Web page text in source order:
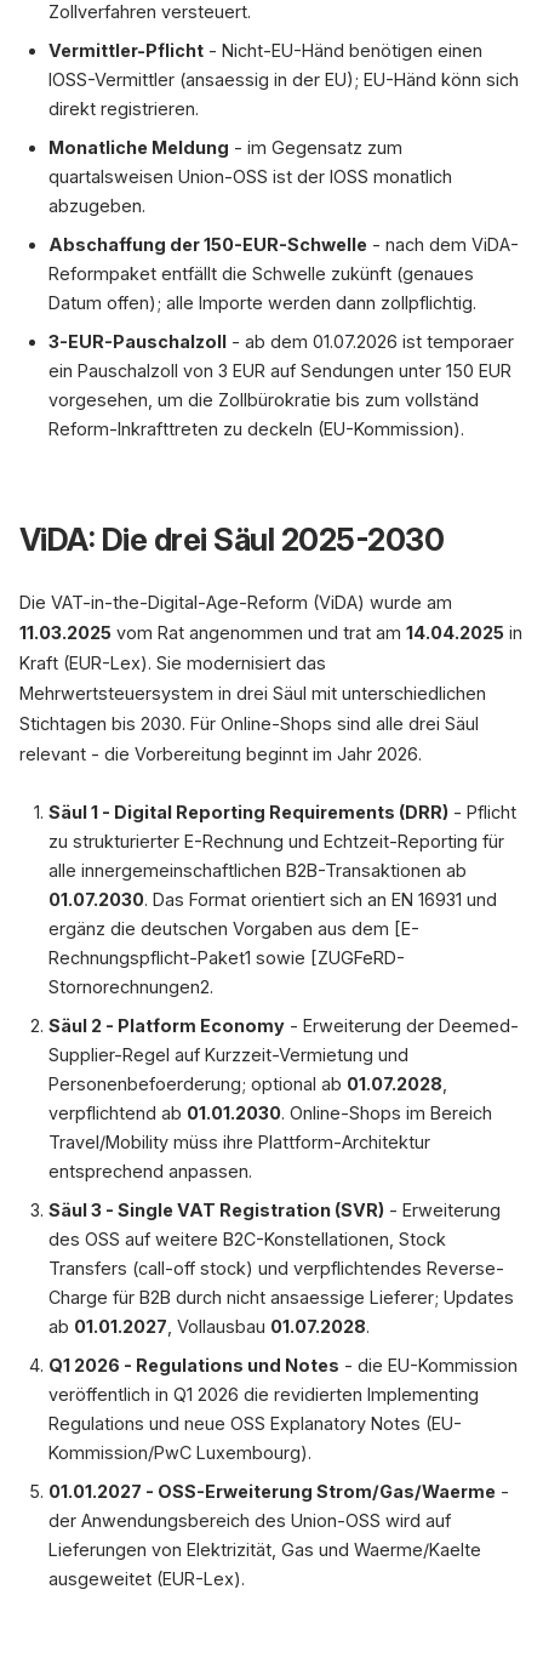
Zollverfahren versteuert.
Vermittler-Pflicht - Nicht-EU-Händ benötigen einen
IOSS-Vermittler (ansaessig in der EU); EU-Händ könn sich
direkt registrieren.
Monatliche Meldung - im Gegensatz zum
quartalsweisen Union-OSS ist der IOSS monatlich
abzugeben.
Abschaffung der 150-EUR-Schwelle - nach dem ViDA-
Reformpaket entfällt die Schwelle zukünft (genaues
Datum offen); alle Importe werden dann zollpflichtig.
3-EUR-Pauschalzoll - ab dem 01.07.2026 ist temporaer
ein Pauschalzoll von 3 EUR auf Sendungen unter 150 EUR
vorgesehen, um die Zollbürokratie bis zum vollständ
Reform-Inkrafttreten zu deckeln (EU-Kommission).
ViDA: Die drei Säul 2025-2030
Die VAT-in-the-Digital-Age-Reform (ViDA) wurde am
11.03.2025 vom Rat angenommen und trat am 14.04.2025 in
Kraft (EUR-Lex). Sie modernisiert das
Mehrwertsteuersystem in drei Säul mit unterschiedlichen
Stichtagen bis 2030. Für Online-Shops sind alle drei Säul
relevant - die Vorbereitung beginnt im Jahr 2026.
Säul 1 - Digital Reporting Requirements (DRR) - Pflicht
zu strukturierter E-Rechnung und Echtzeit-Reporting für
alle innergemeinschaftlichen B2B-Transaktionen ab
01.07.2030. Das Format orientiert sich an EN 16931 und
ergänz die deutschen Vorgaben aus dem [E-
Rechnungspflicht-Paket1 sowie [ZUGFeRD-
Stornorechnungen2.
Säul 2 - Platform Economy - Erweiterung der Deemed-
Supplier-Regel auf Kurzzeit-Vermietung und
Personenbefoerderung; optional ab 01.07.2028
verpflichtend ab 01.01.2030. Online-Shops im Bereich
Travel/Mobility müss ihre Plattform-Architektur
entsprechend anpassen.
Säul 3 - Single VAT Registration (SVR) - Erweiterung
des OSS auf weitere B2C-Konstellationen, Stock
Transfers (call-off stock) und verpflichtendes Reverse-
Charge für B2B durch nicht ansaessige Lieferer; Updates
ab 01.01.2027 , Vollausbau 01.07.2028.
Q1 2026 - Regulations und Notes - die EU-Kommission
veröffentlich in Q1 2026 die revidierten Implementing
Regulations und neue OSS Explanatory Notes (EU-
Kommission/PwC Luxembourg).
01.01.2027 - OSS-Erweiterung Strom/Gas/Waerme -
der Anwendungsbereich des Union-OSS wird auf
Lieferungen von Elektrizität, Gas und Waerme/Kaelte
ausgeweitet (EUR-Lex).